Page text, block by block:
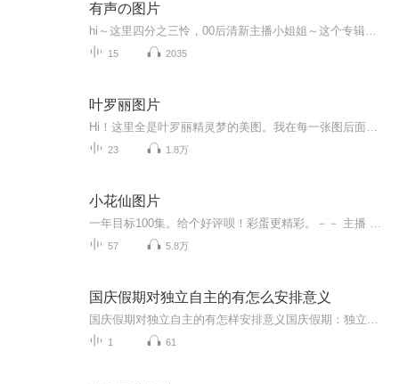
有声の图片
15 2035
叶罗丽图片
23 1.8万
小花仙图片
57 5.8万
国庆假期对独立自主的有怎么安排意义
1 61